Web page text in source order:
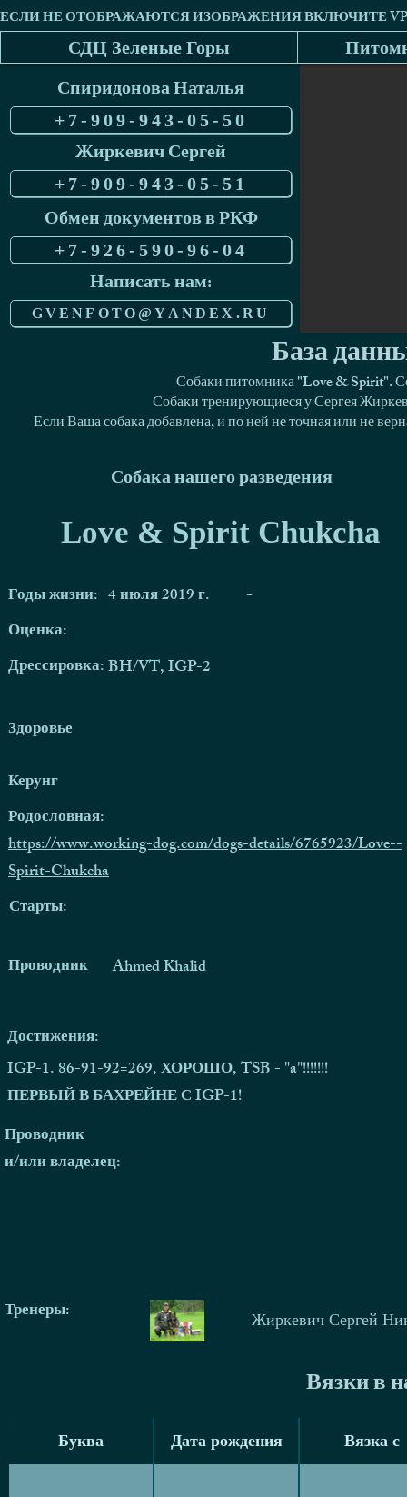
СДЦ Зеленые Горы
Спиридонова Наталья
+7-909-943-05-50
Жиркевич Сергей
+7-909-943-05-51
Обмен документов в РКФ
+7-926-590-96-04
Написать нам:
GVENFOTO@YANDEX.RU
База
Собаки питомника "Love & Spirit".
Собаки тренирующиеся у Сергея
Если Ваша собака добавлена, и по ней не точная или не
Собака нашего разведения
Love & Spirit Chukcha
Годы жизни: 4 июля 2019 г.
-
Оценка:
Дрессировка:BH/VT, IGP-2
Здоровье
Керунг
Родословная:
https://www.working-dog.com/dogs-details/6765923/Love--
Spirit-Chukcha
Старты:
Проводник Ahmed Khalid
Достижения:
IGP-1. 86-91-92=269, ХОРОШО, TSB - "a"!!!!!!!
ПЕРВЫЙ В БАХРЕЙНЕ С IGP-1!
Проводник
и/или владелец:
Тренеры: Жиркевич Сергей
Вязки в
Буква Дата рождения Вязка с
Буква Дата рождения Вязка с